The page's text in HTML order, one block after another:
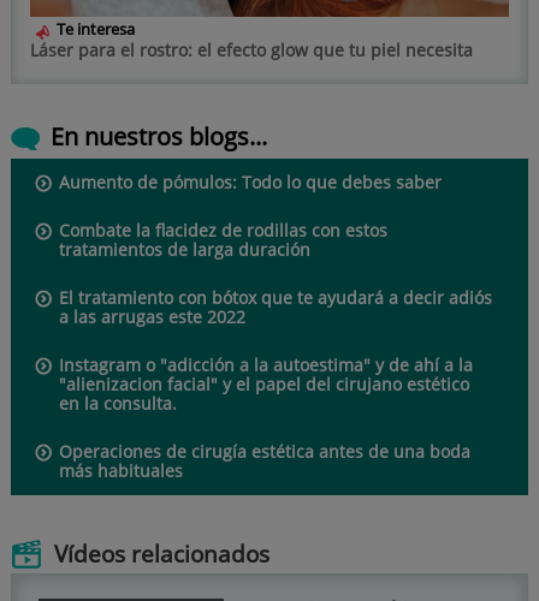
Te interesa
Láser para el rostro: el efecto glow que tu piel necesita
En nuestros blogs...
Aumento de pómulos: Todo lo que debes saber
Combate la flacidez de rodillas con estos
tratamientos de larga duración
El tratamiento con bótox que te ayudará a decir adiós
a las arrugas este 2022
Instagram o "adicción a la autoestima" y de ahí a la
"alienizacion facial" y el papel del cirujano estético
en la consulta.
Operaciones de cirugía estética antes de una boda
más habituales
Vídeos relacionados